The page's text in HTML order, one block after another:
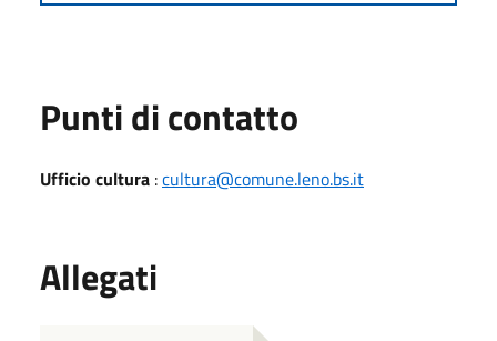
Punti di contatto
Ufficio cultura :cultura@comune.leno.bs.it
Allegati